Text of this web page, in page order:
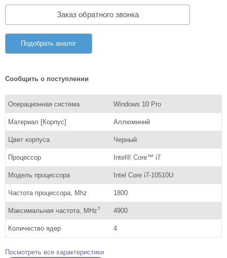
Заказ обратного звонка
Подобрать аналог
Сообщить о поступлении
Операционная система Windows 10 Pro
Материал [Корпус] Аллюминий
Цвет корпуса Черный
Процессор Intel® Core™ i7
Модель процессора Intel Core i7-10510U
Частота процессора, Mhz 1800
Максимальная частота, MHz? 4900
Количество ядер 4
Посмотреть все характеристики